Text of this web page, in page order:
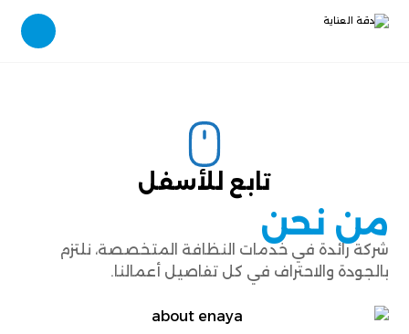
تابع للأسفل
من نحن
شركة رائدة في خدمات النظافة المتخصصة، نلتزم
بالجودة والاحتراف في كل تفاصيل أعمالنا.